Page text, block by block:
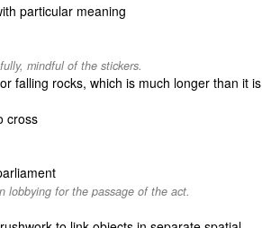
particular meaning
mindful of the stickers.
falling rocks, which is much longer than it is
cross
lobbying for the passage of the act.